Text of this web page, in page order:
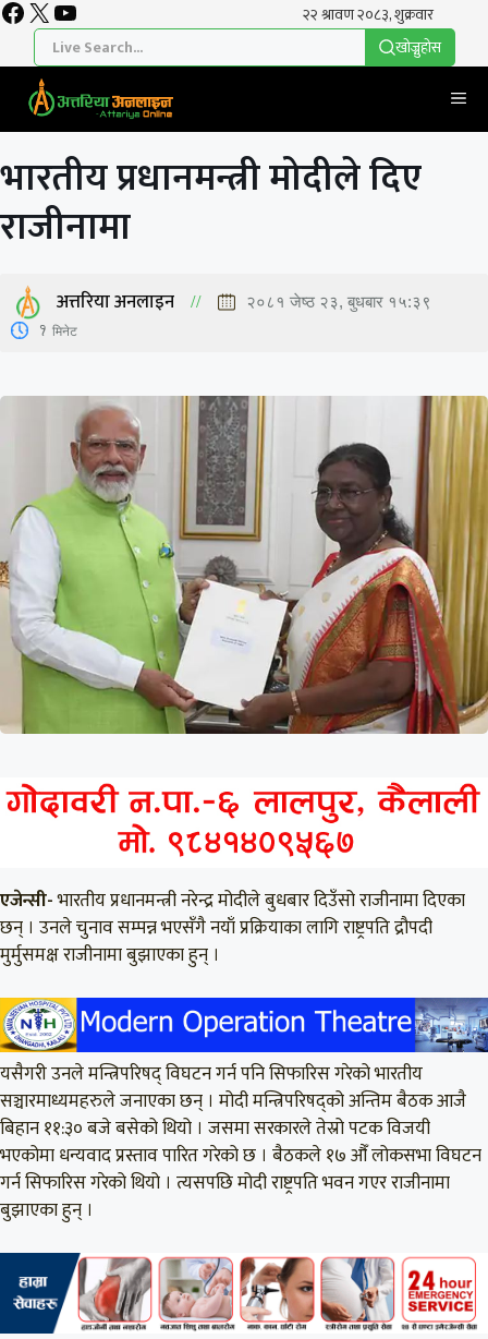
Skip
content
Facebook
X YouTube
खाेज्नुहाेस
भारतीय प्रधानमन्त्री मोदीले दिए
राजीनामा
अत्तरिया अनलाइन २०८१ जेष्ठ २३, बुधबार १५:३९
1 मिनेट
एजेन्सी-भारतीय प्रधानमन्त्री नरेन्द्र मोदीले बुधबार दिउँसो राजीनामा दिएका
छन् । उनले चुनाव सम्पन्न भएसँगै नयाँ प्रक्रियाका लागि राष्ट्रपति द्रौपदी
मुर्मुसमक्ष राजीनामा बुझाएका हुन् ।
यसैगरी उनले मन्त्रिपरिषद् विघटन गर्न पनि सिफारिस गरेको भारतीय
सञ्चारमाध्यमहरुले जनाएका छन् । मोदी मन्त्रिपरिषद्को अन्तिम बैठक आजै
बिहान ११:३० बजे बसेको थियो । जसमा सरकारले तेस्रो पटक विजयी
भएकोमा धन्यवाद प्रस्ताव पारित गरेको छ । बैठकले १७ औँ लोकसभा विघटन
गर्न सिफारिस गरेको थियो । त्यसपछि मोदी राष्ट्रपति भवन गएर राजीनामा
बुझाएका हुन् ।